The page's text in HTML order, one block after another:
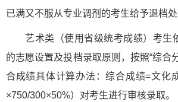
已满又不服从专业调剂的考生给予退档处
艺术类（使用省级统考成绩）考生
的志愿设置及投档录取原则，按照“综合
合成绩具体计算办法：综合成绩=文化
×750/300×50%）对考生进行审核录取。